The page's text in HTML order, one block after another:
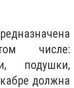
числе:
подушки,
должна